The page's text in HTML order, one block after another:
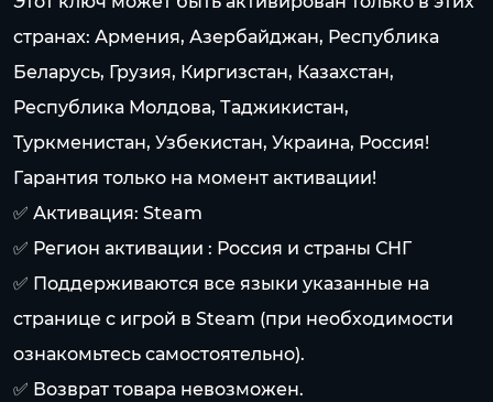
странах: Армения, Азербайджан, Республика
Беларусь, Грузия, Киргизстан, Казахстан,
Республика Молдова, Таджикистан,
Туркменистан, Узбекистан, Украина, Россия!
Гарантия только на момент активации!
✅ Активация: Steam
✅ Регион активации : Россия и страны СНГ
✅ Поддерживаются все языки указанные на
странице с игрой в Steam (при необходимости
ознакомьтесь самостоятельно).
✅ Возврат товара невозможен.